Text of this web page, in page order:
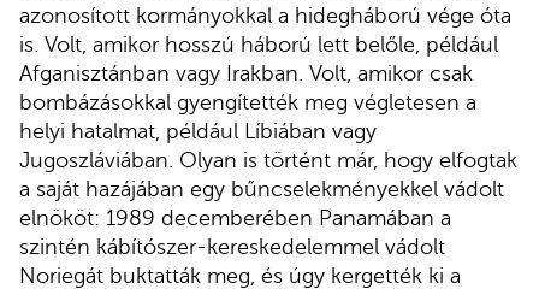
azonosított kormányokkal a hidegháború vége óta
is. Volt, amikor hosszú háború lett belőle, például
Afganisztánban vagy Irakban. Volt, amikor csak
bombázásokkal gyengítették meg végletesen a
helyi hatalmat, például Líbiában vagy
Jugoszláviában. Olyan is történt már, hogy elfogtak
a saját hazájában egy bűncselekményekkel vádolt
elnököt: 1989 decemberében Panamában a
szintén kábítószer-kereskedelemmel vádolt
Noriegát buktatták meg, és úgy kergették ki a